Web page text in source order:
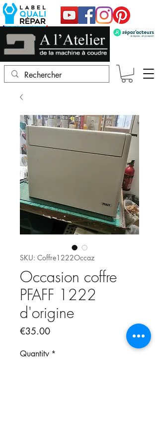
SKU: Coffre1222Occaz
Occasion coffre
PFAFF 1222
d'origine
€35.00Price
Quantity *